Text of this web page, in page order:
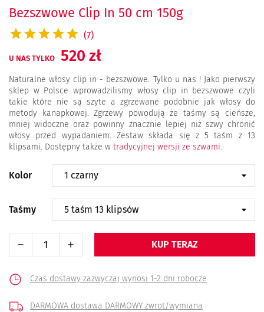
Bezszwowe Clip In 50 cm 150g
(7)
U NAS TYLKO 520 zł
Naturalne włosy clip in - bezszwowe. Tylko u nas ! Jako pierwszy
sklep w Polsce wprowadzilismy włosy clip in bezszwowe czyli
takie które nie są szyte a zgrzewane podobnie jak włosy do
metody kanapkowej. Zgrzewy powodują że taśmy są cieńsze,
mniej widoczne oraz powinny znacznie lepiej niż szwy chronić
włosy przed wypadaniem. Zestaw składa się z 5 taśm z 13
klipsami. Dostępny także w tradycyjnej wersji ze szwami.
Kolor
Taśmy
KUP TERAZ
Czas dostawy zazwyczaj wynosi 1-2 dni robocze
DARMOWA dostawa DARMOWY zwrot/wymiana